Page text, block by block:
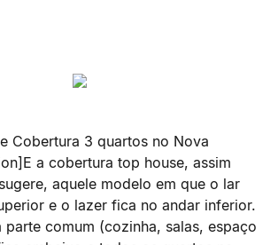
Cobertura 3 quartos no Nova
a cobertura top house, assim
aquele modelo em que o lar
e o lazer fica no andar inferior.
parte comum (cozinha, salas, espaço